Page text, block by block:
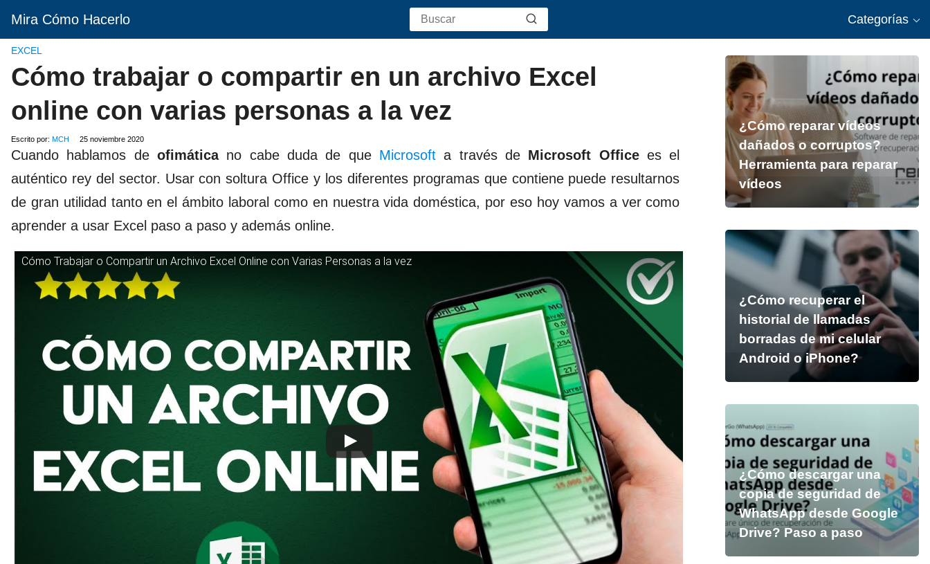
Mira Cómo Hacerlo Categorías
EXCEL
Cómo trabajar o compartir en un archivo Excel
online con varias personas a la vez
Escrito por: MCH 25 noviembre 2020
Cuando hablamos deofimáticano cabe duda de que Microsoft a través de Microsoft Officees el
auténtico rey del sector. Usar con soltura Office y los diferentes programas que contiene puede resultarnos
de gran utilidad tanto en el ámbito laboral como en nuestra vida doméstica, por eso hoy vamos a ver como
aprender a usar Excel paso a paso y además online.
Cómo Trabajar o Compartir un Archivo Excel Online con Varias Personas a la vez
¿Cómo reparar vídeos
dañados o corruptos?
Herramienta para reparar
vídeos
¿Cómo recuperar el
historial de llamadas
borradas de mi celular
Android o iPhone?
¿Cómo descargar una
copia de seguridad de
WhatsApp desde Google
Drive? Paso a paso